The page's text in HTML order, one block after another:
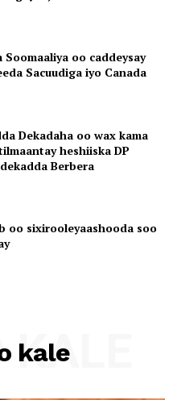
Soomaaliya oo caddeysay
Sacuudiga iyo Canada
Dekadaha oo wax kama
heshiiska DP
Berbera
oo sixirooleyaashooda soo
kale
KALE